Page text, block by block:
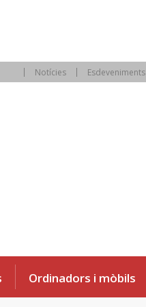
Notícies Esdeveniments
Ordinadors i mòbils